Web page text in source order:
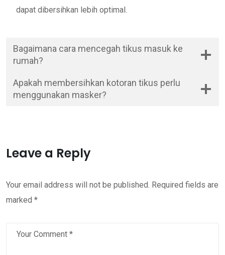
dapat dibersihkan lebih optimal.
Bagaimana cara mencegah tikus masuk ke
rumah?
Apakah membersihkan kotoran tikus perlu
menggunakan masker?
Leave a Reply
Your email address will not be published. Required fields are
marked *